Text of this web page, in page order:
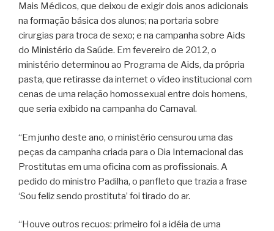
Mais Médicos, que deixou de exigir dois anos adicionais
na formação básica dos alunos; na portaria sobre
cirurgias para troca de sexo; e na campanha sobre Aids
do Ministério da Saúde. Em fevereiro de 2012, o
ministério determinou ao Programa de Aids, da própria
pasta, que retirasse da internet o vídeo institucional com
cenas de uma relação homossexual entre dois homens,
que seria exibido na campanha do Carnaval.
“Em junho deste ano, o ministério censurou uma das
peças da campanha criada para o Dia Internacional das
Prostitutas em uma oficina com as profissionais. A
pedido do ministro Padilha, o panfleto que trazia a frase
‘Sou feliz sendo prostituta’ foi tirado do ar.
“Houve outros recuos: primeiro foi a idéia de uma